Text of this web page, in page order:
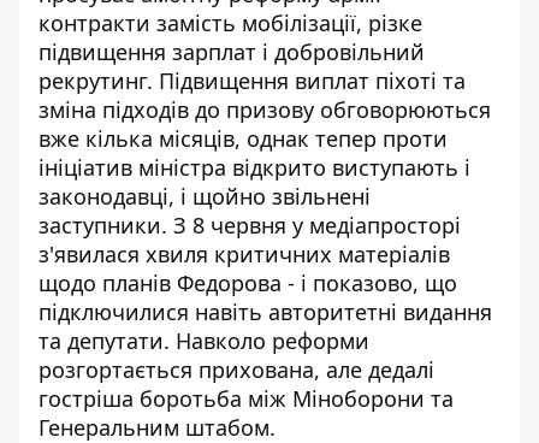
контракти замість мобілізації, різке
підвищення зарплат і добровільний
рекрутинг. Підвищення виплат піхоті та
зміна підходів до призову обговорюються
вже кілька місяців, однак тепер проти
ініціатив міністра відкрито виступають і
законодавці, і щойно звільнені
заступники. З 8 червня у медіапросторі
з'явилася хвиля критичних матеріалів
щодо планів Федорова - і показово, що
підключилися навіть авторитетні видання
та депутати. Навколо реформи
розгортається прихована, але дедалі
гостріша боротьба між Міноборони та
Генеральним штабом.